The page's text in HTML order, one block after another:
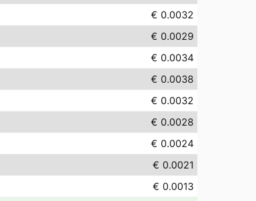
€ 0.0032
€ 0.0029
€ 0.0034
€ 0.0038
€ 0.0032
€ 0.0028
€ 0.0024
€ 0.0021
€ 0.0013